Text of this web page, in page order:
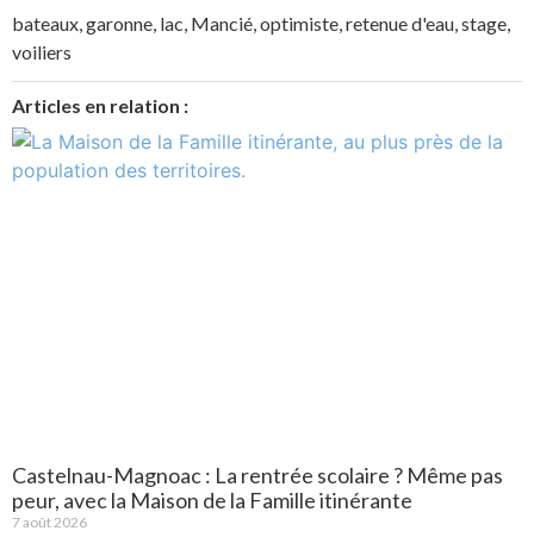
bateaux garonne lac Mancié optimiste retenue d'eau stage
voiliers
Articles en relation :
Castelnau-Magnoac : La rentrée scolaire ? Même pas
peur, avec la Maison de la Famille itinérante
7 août 2026